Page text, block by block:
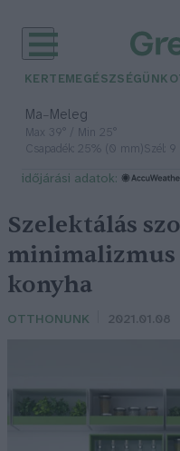
KERTEM EGÉSZSÉGÜNK
Ma– Meleg
Max 39° / Min 25°
Csapadék: 25% (0 mm)Szél:
időjárási adatok:
Szelektálás
minimalizmus
konyha
OTTHONUNK 2021.01.08